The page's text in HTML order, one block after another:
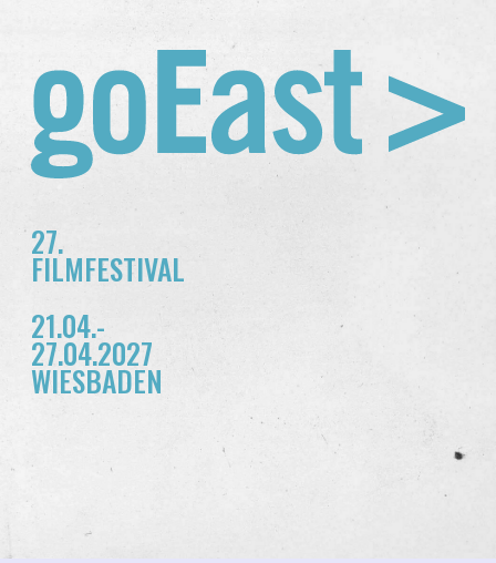
27.
FILMFESTIVAL
21.04.-
27.04.2027
WIESBADEN